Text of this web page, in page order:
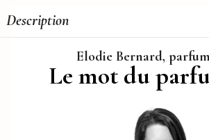
Description
Elodie Bernard,
Le mot du